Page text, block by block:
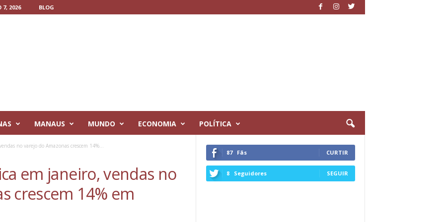
7, 2026 BLOG
MANAUS MUNDO ECONOMIA POLÍTICA
no varejo do Amazonas crescem 14%...
em janeiro, vendas no
crescem 14% em
87 Fãs CURTIR
8 Seguidores SEGUIR